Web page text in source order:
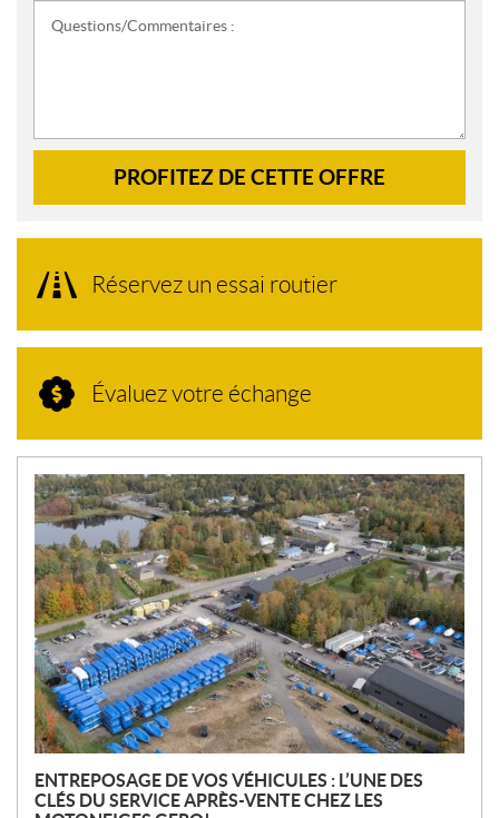
Questions/Commentaires :
PROFITEZ DE CETTE OFFRE
Réservez un essai routier
Évaluez votre échange
N
O
U
V
E
L
L
E
S
ENTREPOSAGE DE VOS VÉHICULES : L’UNE DES
CLÉS DU SERVICE APRÈS-VENTE CHEZ LES